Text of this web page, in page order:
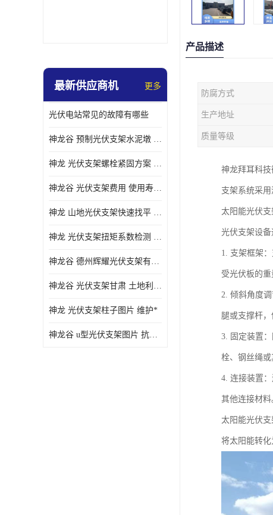
最新供应商机 更多
光伏电站常见的故障有哪些
神龙谷 预制光伏支架水泥墩 抗震性能优
神龙 光伏支架螺栓紧固方案 土地利用率高
神龙谷 光伏支架费用 使用寿命长
神龙 山地光伏支架快速找平 抗风耐压
神龙 光伏支架扭矩系数检测 适应性强
神龙谷 德州辉耀光伏支架有限公司 材质多样
神龙谷 光伏支架甘肃 土地利用率高
神龙 光伏支架柱子图片 维护*
神龙谷 u型光伏支架图片 抗紫外线
产品描述
防腐方式
生产地址
质量等级
神龙拜耳科技
支架系统采
太阳能光伏
光伏支架设备
1. 支架框架
受光伏板的重
2. 倾斜角度
腿或支撑杆，
3. 固定装置
栓、钢丝绳或
4. 连接装置
其他连接材料
太阳能光伏
将太阳能转化